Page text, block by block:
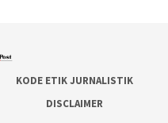
KODE ETIK JURNALISTIK
DISCLAIMER